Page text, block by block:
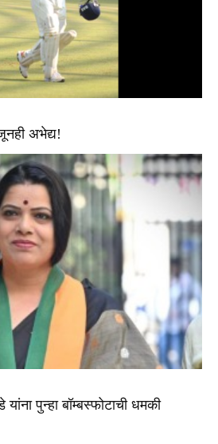
अभेद्य!
यांना पुन्हा बॉम्बस्फोटाची धमकी